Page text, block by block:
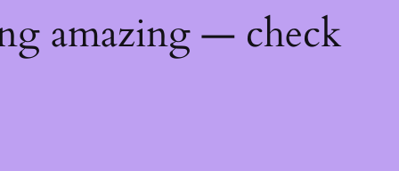
amazing — check